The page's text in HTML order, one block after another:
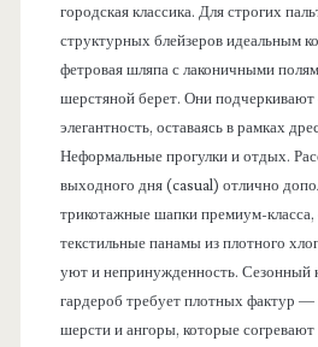
городская классика. Для строгих
структурных блейзеров идеальным
фетровая шляпа с лаконичными
шерстяной берет. Они подчеркивают
элегантность, оставаясь в рамках
Неформальные прогулки и отдых.
выходного дня (casual) отлично
трикотажные шапки премиум-
текстильные панамы из плотного
уют и непринужденность. Сезонный
гардероб требует плотных фактур —
шерсти и ангоры, которые согревают